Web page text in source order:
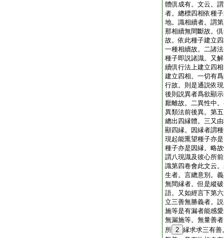
體倶成有。文云。
者。總標四相依種
地。識相續者。謂
那相續無間斷故。
故。依此種子建立
一種相續故。二諸
種子即説諸識。又
續倶行法上建立四
建立四相。一切有
行故。則是通説依
後則説異者爲欲顯
厭離故。二異性中
異類法前後異。第
總出四縁體。三又
顯四縁。因縁者謂
現起能熏望種子亦
種子亦是因縁。略
謂八現識及彼心所
識第四卷會此文云
生者。言總意別。
無間縁者。但是縱
語。又如經言下第
立三善無勝義者。
施等是有漏者能感
無漏施等。無量善
所 2 縁求求三有善